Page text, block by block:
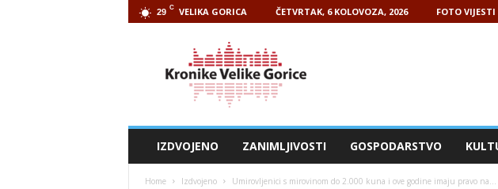
29 C VELIKA GORICA ČETVRTAK, 6 KOLOVOZA, 2026 FOTO VIJESTI
IZDVOJENO ZANIMLJIVOSTI GOSPODARSTVO
Home Izdvojeno Umirovljenici s mirovinom do 2.000 kuna i ove godine imaju pravo na...